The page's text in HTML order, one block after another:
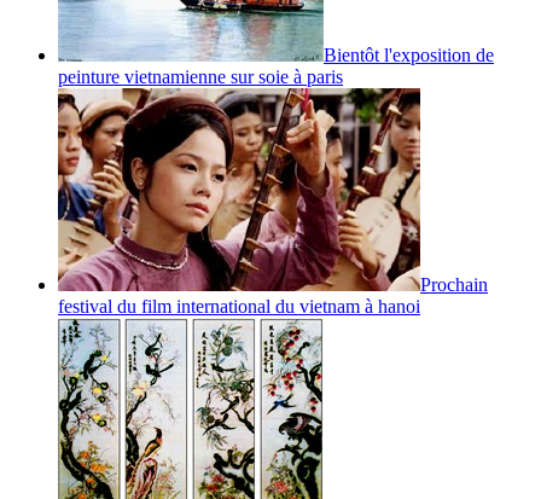
Bientôt l'exposition de
peinture vietnamienne sur soie à paris
Prochain
festival du film international du vietnam à hanoi